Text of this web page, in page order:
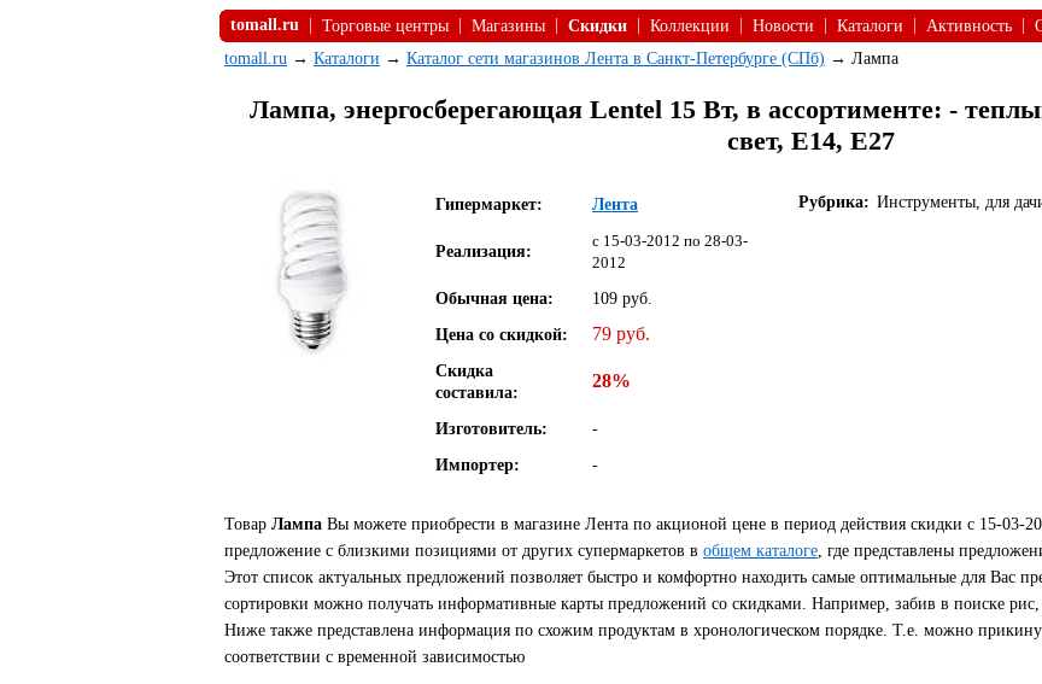
tomall.ru Торговые центры Магазины Скидки Коллекции Новости Каталоги Активность
tomall.ru → Каталоги → Каталог сети магазинов Лента в Санкт-Петербурге (СПб) → Лампа
Лампа, энергосберегающая Lentel 15 Вт, в ассортименте: -
свет, Е14, Е27
Гипермаркет: Лента
Реализация:
c 15-03-2012 по 28-03-
2012
Обычная цена:
109 руб.
Цена со скидкой:
79 руб.
Скидка
составила:
28%
Изготовитель:
-
Импортер:
-
Рубрика: Инструменты, для
Товар Лампа Вы можете приобрести в магазине Лента по акционой цене в период действия скидки с 15-03-
предложение с близкими позициями от других супермаркетов в общем каталоге, где представлены
Этот список актуальных предложений позволяет быстро и комфортно находить самые оптимальные для Вас
сортировки можно получать информативные карты предложений со скидками. Например, забив в поиске
Ниже также представлена информация по схожим продуктам в хронологическом порядке. Т.е. можно
соответствии с временной зависимостью